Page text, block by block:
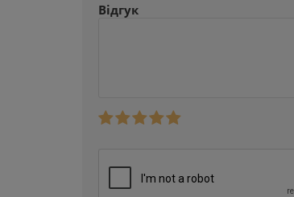
Відгук